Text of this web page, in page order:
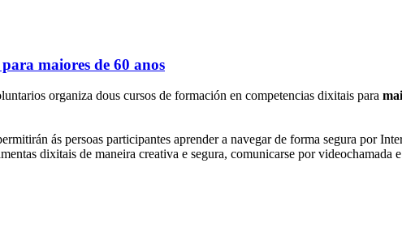
maiores de 60 anos
organiza dous cursos de formación en competencias dixitais para
ás persoas participantes aprender a navegar de forma segura por
dixitais de maneira creativa e segura, comunicarse por videochamada